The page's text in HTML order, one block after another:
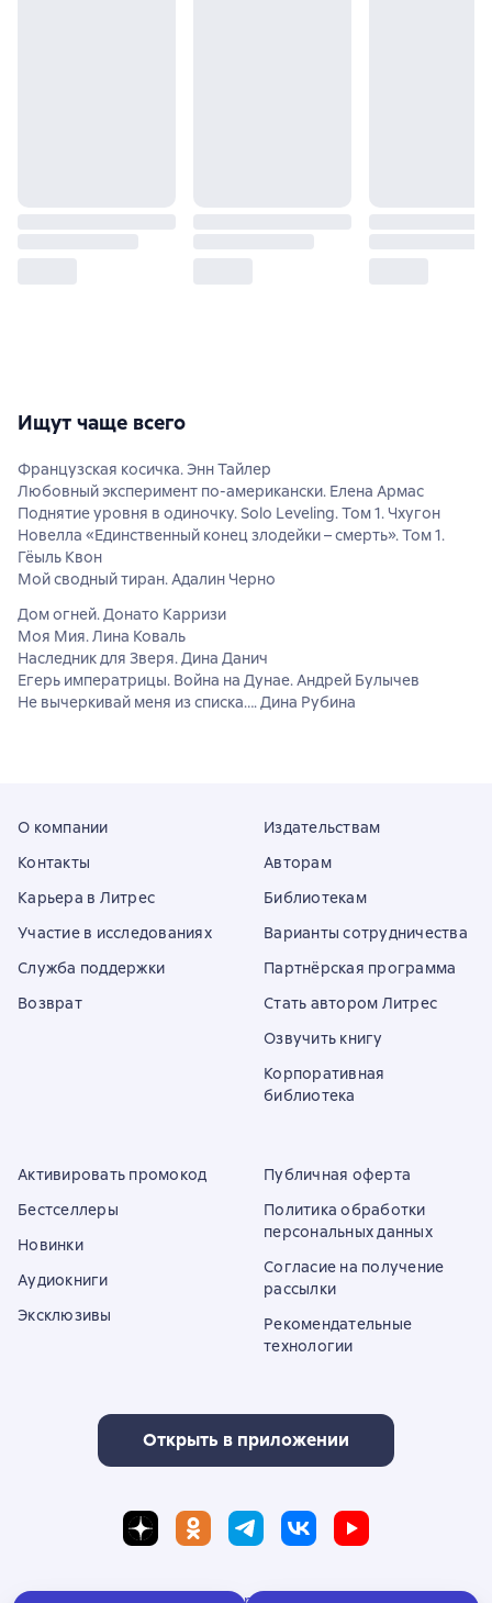
Ищут чаще всего
Французская косичка. Энн Тайлер
Любовный эксперимент по-американски. Елена Армас
Поднятие уровня в одиночку. Solo Leveling. Том 1. Чхугон
Новелла «Единственный конец злодейки – смерть». Том 1.
Гёыль Квон
Мой сводный тиран. Адалин Черно
Дом огней. Донато Карризи
Моя Мия. Лина Коваль
Наследник для Зверя. Дина Данич
Егерь императрицы. Война на Дунае. Андрей Булычев
Не вычеркивай меня из списка…. Дина Рубина
О компании
Контакты
Карьера в Литрес
Участие в исследованиях
Служба поддержки
Возврат
Издательствам
Авторам
Библиотекам
Варианты сотрудничества
Партнёрская программа
Стать автором Литрес
Озвучить книгу
Корпоративная
библиотека
Активировать промокод
Бестселлеры
Новинки
Аудиокниги
Эксклюзивы
Публичная оферта
Политика обработки
персональных данных
Согласие на получение
рассылки
Рекомендательные
технологии
Открыть в приложении